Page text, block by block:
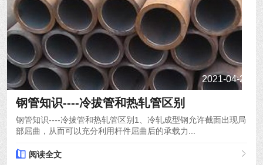
2021-04-24
钢管知识----冷拔管和热轧管区别
钢管知识----冷拔管和热轧管区别1、冷轧成型钢允许截面出现局
部屈曲，从而可以充分利用杆件屈曲后的承载力...
阅读全文